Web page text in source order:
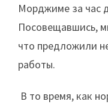
Морджиме за час
Посовещавшись,
что предложили
работы.
В то время, как